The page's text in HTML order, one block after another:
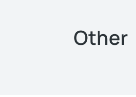
Other